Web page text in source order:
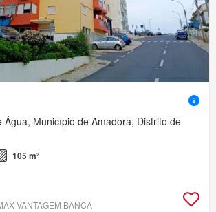
Água, Município de Amadora, Distrito de
105 m²
VANTAGEM BANCA